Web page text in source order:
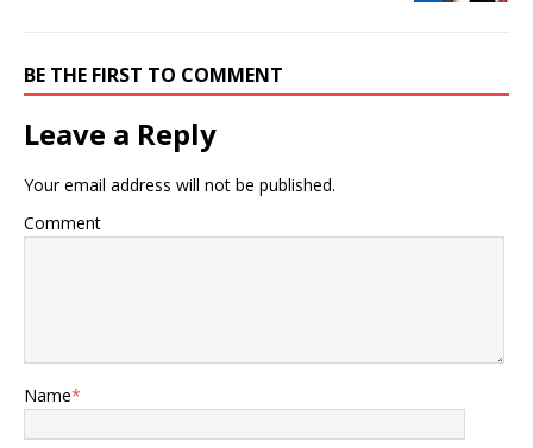
BE THE FIRST TO COMMENT
Leave a Reply
Your email address will not be published.
Comment
Name*